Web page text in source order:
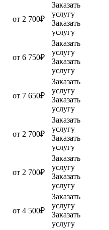
от 2 700₽
Заказать
услугу
Заказать
услугу
от 6 750₽
Заказать
услугу
Заказать
услугу
от 7 650₽
Заказать
услугу
Заказать
услугу
от 2 700₽
Заказать
услугу
Заказать
услугу
от 2 700₽
Заказать
услугу
Заказать
услугу
от 4 500₽
Заказать
услугу
Заказать
услугу